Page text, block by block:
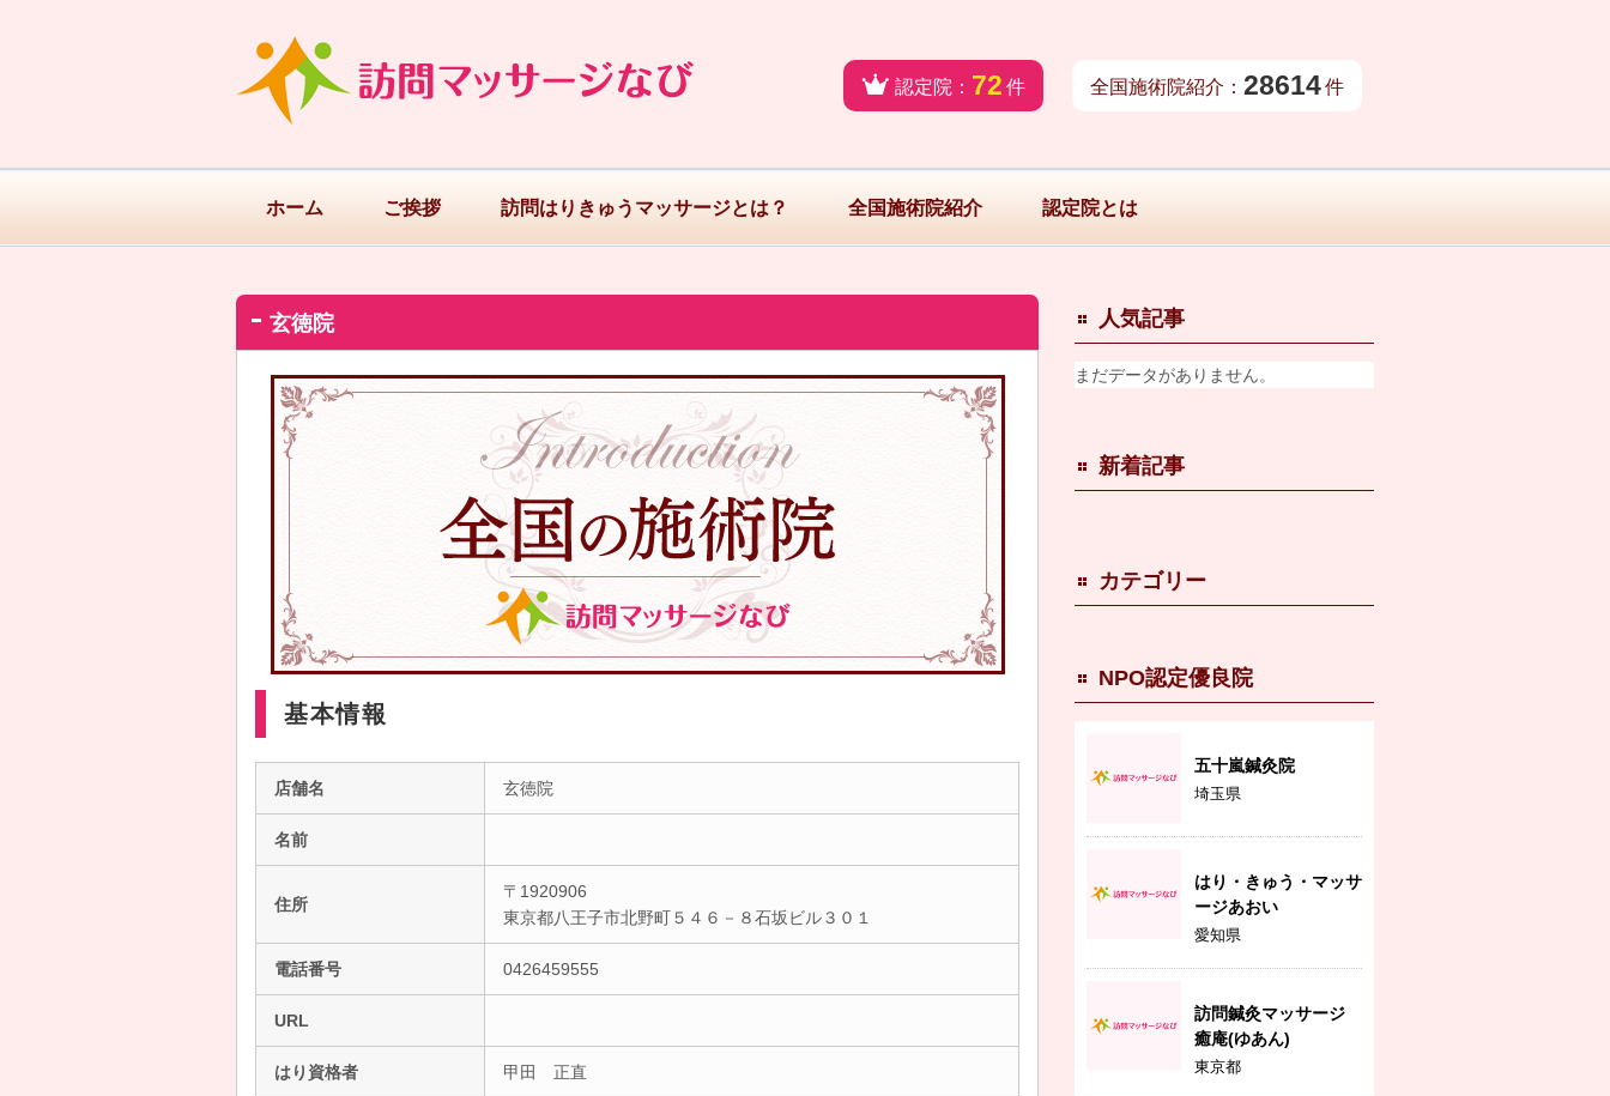
認定院： 72 件 全国施術院紹介： 28614件
ホーム ご挨拶 訪問はりきゅうマッサージとは？ 全国施術院紹介 認定院とは
玄徳院
基本情報
店舗名 玄徳院
名前
住所
〒1920906
東京都八王子市北野町５４６－８石坂ビル３０１
電話番号 0426459555
URL
はり資格者 甲田 正直
人気記事
まだデータがありません。
新着記事
カテゴリー
NPO認定優良院
五十嵐鍼灸院
埼玉県
はり・きゅう・マッサ
ージあおい
愛知県
訪問鍼灸マッサージ
癒庵(ゆあん)
東京都